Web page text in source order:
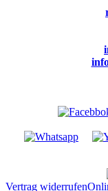
Vertrag widerrufen